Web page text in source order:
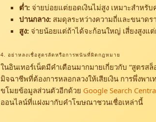
ต่ำ:จ่ายบ่อยแต่ยอดเงินไม่สูง เหมาะสำหรั
ปานกลาง:สมดุลระหว่างความถี่และขนาดร
สูง:จ่ายน้อยแต่ถ้าได้จะก้อนใหญ่ เสี่ยงสูงแ
4. อย่าหลงเชื่อสูตรลัดหรือการพนันที่ผิดกฎหมาย
ในอินเทอร์เน็ตมีคำเตือนมากมายเกี่ยวกับ “สูตร
มิจฉาชีพที่ต้องการหลอกลวงให้เสียเงิน การพึ่งพา
ขโมยข้อมูลส่วนตัวอีกด้วย Google Search
ออนไลน์ที่แฝงมากับคำโฆษณาชวนเชื่อเหล่านี้